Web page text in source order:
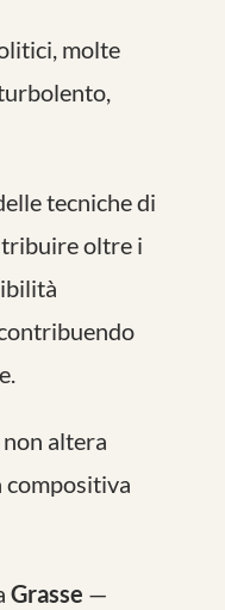
molte
tecniche di
oltre i
altera
compositiva
Grasse —